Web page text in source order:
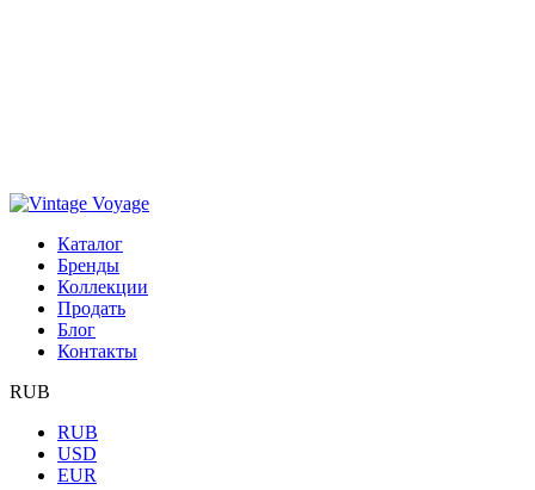
Каталог
Бренды
Коллекции
Продать
Блог
Контакты
RUB
RUB
USD
EUR